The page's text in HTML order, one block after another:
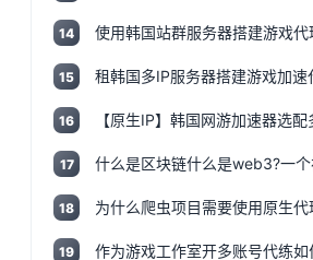
14 使用韩国站群服务器搭建游戏代
15
16 【原生IP】韩国网游加速器选
17
18 为什么爬虫项目需要使用原生代
19 作为游戏工作室开多账号代练